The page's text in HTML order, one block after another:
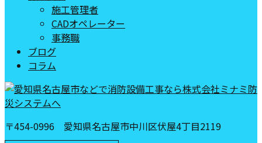
施工管理者
CADオペレーター
事務職
ブログ
コラム
〒454-0996 愛知県名古屋市中川区伏屋4丁目2119